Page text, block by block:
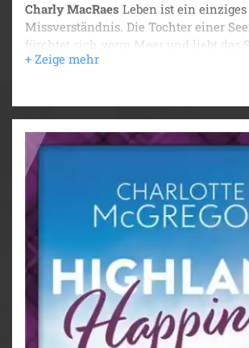
Charly MacRaes Leben ist ein einziges
Missverständnis. Die Tochter einer
fürchtet sich vorm Meer und liebt das
Feuer. In Kirkby heuert sie als
alles richtig zu machen und nichts
gar Schicksal zu überlassen.
Gegensätzlicher können zwei
doch als sich ihre Wege immer häufiger
stellen Charly und Brodie erstaunt fest,
Übereinstimmung nicht im Äußeren,
Inneren liegt.
Werden die sprühenden Funken es
Vorurteile zu verbrennen und eine